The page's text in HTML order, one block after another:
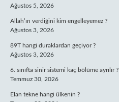
Ağustos 5, 2026
Allah’ın verdiğini kim engelleyemez ?
Ağustos 3, 2026
89T hangi duraklardan geçiyor ?
Ağustos 3, 2026
6. sınıfta sinir sistemi kaç bölüme ayrılır ?
Temmuz 30, 2026
Elan tekne hangi ülkenin ?